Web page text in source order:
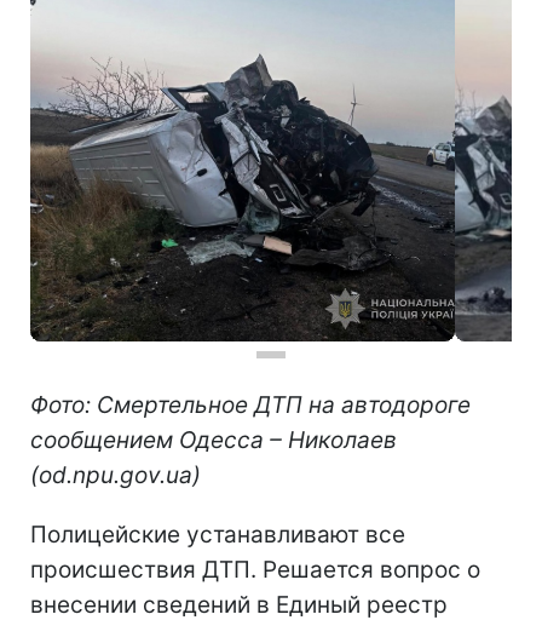
Фото: Смертельное ДТП на автодороге
сообщением Одесса – Николаев
(od.npu.gov.ua)
Полицейские устанавливают все
происшествия ДТП. Решается вопрос о
внесении сведений в Единый реестр